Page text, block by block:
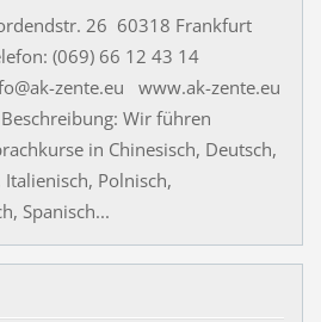
26 60318 Frankfurt
(069) 66 12 43 14
zente.eu www.ak-zente.eu
Wir führen
in Chinesisch, Deutsch,
Italienisch, Polnisch,
Spanisch...